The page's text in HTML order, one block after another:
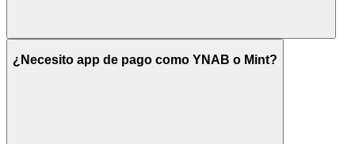
¿Necesito app de pago como YNAB o Mint?